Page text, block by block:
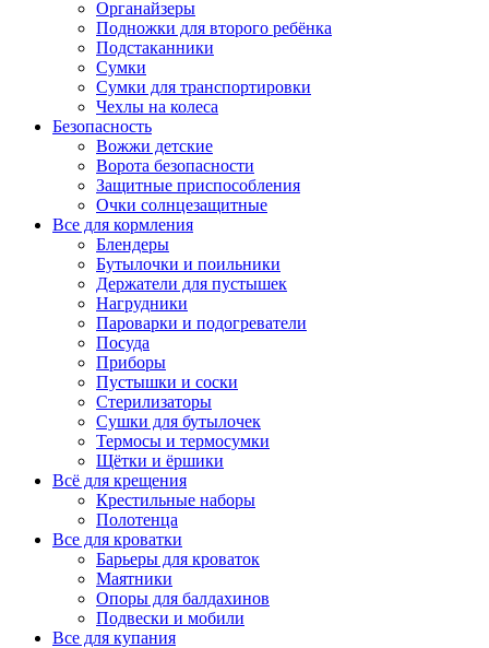
Органайзеры
Подножки для второго ребёнка
Подстаканники
Сумки
Сумки для транспортировки
Чехлы на колеса
Безопасность
Вожжи детские
Ворота безопасности
Защитные приспособления
Очки солнцезащитные
Все для кормления
Блендеры
Бутылочки и поильники
Держатели для пустышек
Нагрудники
Пароварки и подогреватели
Посуда
Приборы
Пустышки и соски
Стерилизаторы
Сушки для бутылочек
Термосы и термосумки
Щётки и ёршики
Всё для крещения
Крестильные наборы
Полотенца
Все для кроватки
Барьеры для кроваток
Маятники
Опоры для балдахинов
Подвески и мобили
Все для купания